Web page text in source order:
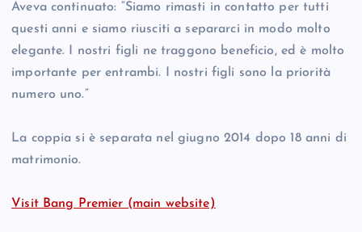
Aveva continuato: “Siamo rimasti in contatto per tutti
questi anni e siamo riusciti a separarci in modo molto
elegante. I nostri figli ne traggono beneficio, ed è molto
importante per entrambi. I nostri figli sono la priorità
numero uno.”
La coppia si è separata nel giugno 2014 dopo 18 anni di
matrimonio.
Visit Bang Premier (main website)